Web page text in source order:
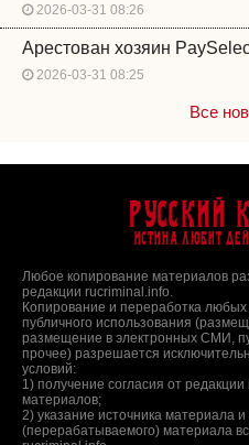
2026-03-31 08:26
Арестован хозяин
2026-03-31 08:25
Все
Русский
Истина любит
Любое копирование материалов
редакции rucriminal.info.
Копирование и переработка
публичного использования
размещение в электронных СМИ,
прочее) разрешается
условий:
1) получение согласия от
материалов;
2) указание источника материала
(перерабатываемого) материала